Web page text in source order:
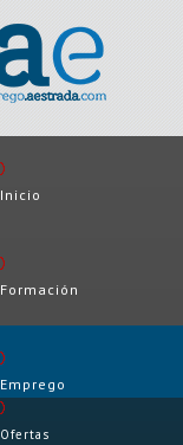
Inicio
Formación
Emprego
Ofertas